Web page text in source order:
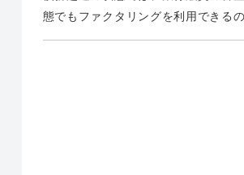
態でもファクタリングを利用できる
る資金調達方法です。銀行融資とは